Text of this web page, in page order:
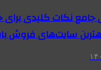
جامع نکات کلیدی برای
سایت‌های فروش
۲۸